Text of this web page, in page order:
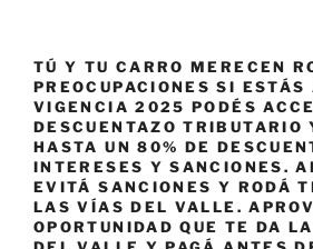
TÚ Y TU CARRO MERECEN
PREOCUPACIONES SI
VIGENCIA 2025 PODÉS
DESCUENTAZO TRIBUTARIO
HASTA UN 80% DE
INTERESES Y SANCIONES.
EVITÁ SANCIONES Y RODÁ
LAS VÍAS DEL VALLE.
OPORTUNIDAD QUE TE DA